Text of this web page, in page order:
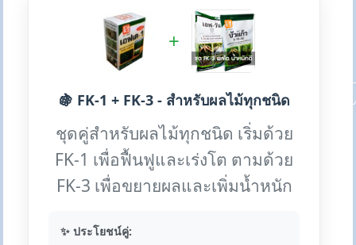
+
🍇 FK-1 + FK-3 - สำหรับผลไม้ทุกชนิด
ชุดคู่สำหรับผลไม้ทุกชนิด เริ่มด้วย
FK-1 เพื่อฟื้นฟูและเร่งโต ตามด้วย
FK-3 เพื่อขยายผลและเพิ่มน้ำหนัก
✨ ประโยชน์คู่: